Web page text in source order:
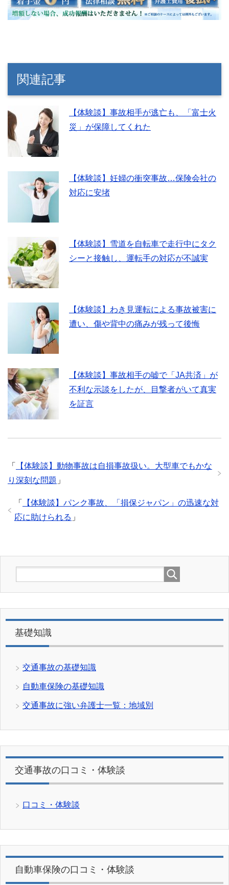
関連記事
【体験談】事故相手が逃亡も、「富士火
災」が保障してくれた
【体験談】妊婦の衝突事故…保険会社の
対応に安堵
【体験談】雪道を自転車で走行中にタク
シーと接触し、運転手の対応が不誠実
【体験談】わき見運転による事故被害に
遭い、傷や背中の痛みが残って後悔
【体験談】事故相手の嘘で「JA共済」が
不利な示談をしたが、目撃者がいて真実
を証言
「
【体験談】動物事故は自損事故扱い。大型車でもかな
り深刻な問題 」
「
【体験談】パンク事故、「損保ジャパン」の迅速な対
応に助けられる 」
基礎知識
交通事故の基礎知識
自動車保険の基礎知識
交通事故に強い弁護士一覧：地域別
交通事故の口コミ・体験談
口コミ・体験談
自動車保険の口コミ・体験談